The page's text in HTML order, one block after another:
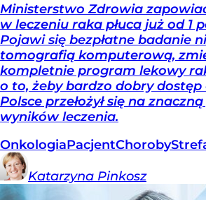
Ministerstwo Zdrowia
w leczeniu raka płuca już od 1
Pojawi się bezpłatne badanie
tomografią komputerową,
kompletnie program lekowy
o to, żeby bardzo dobry
Polsce przełożył się na
wyników leczenia.
OnkologiaPacjentChoroby
Katarzyna Pinkosz